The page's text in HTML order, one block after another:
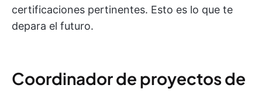
certificaciones pertinentes. Esto es lo que te
depara el futuro.
Coordinador de proyectos de